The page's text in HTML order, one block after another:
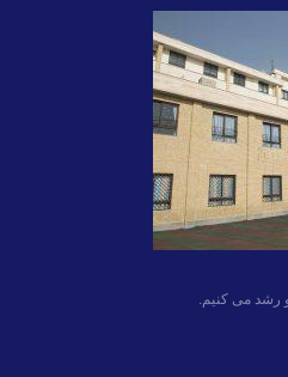
و رشد می کنیم.